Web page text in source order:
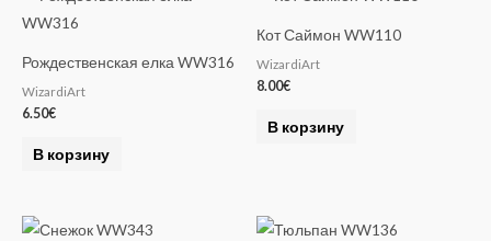
Рождественская елка WW316
WizardiArt
6.50€
В корзину
Кот Саймон WW110
WizardiArt
8.00€
В корзину